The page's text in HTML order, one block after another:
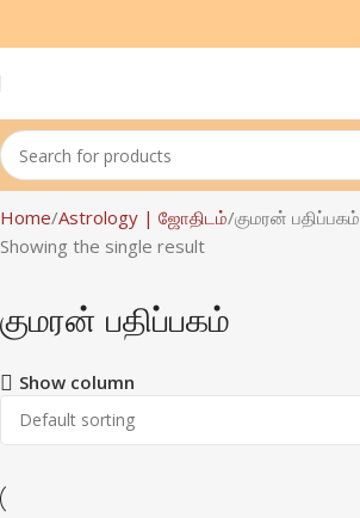
Home Astrology | ஜோதிடம் குமரன் பதிப்பகம்
Showing the single result
குமரன் பதிப்பகம்
Show column